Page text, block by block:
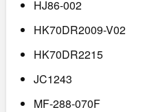
HJ86-002
HK70DR2009-V02
HK70DR2215
JC1243
MF-288-070F